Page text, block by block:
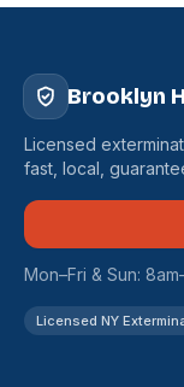
Brooklyn
Licensed
fast, local,
Mon–Fri & Sun:
Licensed NY